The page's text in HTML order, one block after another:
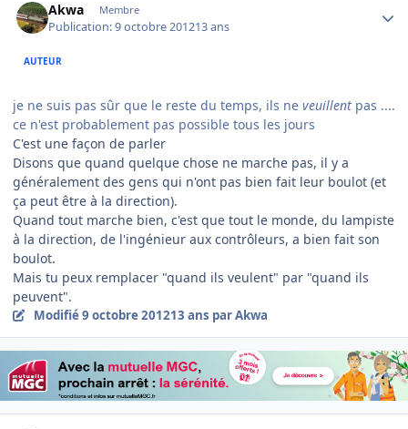
Akwa Membre
Publication:9 octobre 201213 ans
AUTEUR
je ne suis pas sûr que le reste du temps, ils ne veuillent pas ....
ce n'est probablement pas possible tous les jours
C'est une façon de parler
Disons que quand quelque chose ne marche pas, il y a
généralement des gens qui n'ont pas bien fait leur boulot (et
ça peut être à la direction).
Quand tout marche bien, c'est que tout le monde, du lampiste
à la direction, de l'ingénieur aux contrôleurs, a bien fait son
boulot.
Mais tu peux remplacer "quand ils veulent" par "quand ils
peuvent".
Modifié9 octobre 201213 ans par Akwa